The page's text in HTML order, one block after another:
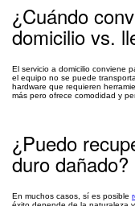
¿Cuándo
domicilio vs.
El servicio a domicilio conviene
el equipo no se puede
hardware que requieren
más pero ofrece comodidad y
¿Puedo
duro dañado?
En muchos casos, sí es posible